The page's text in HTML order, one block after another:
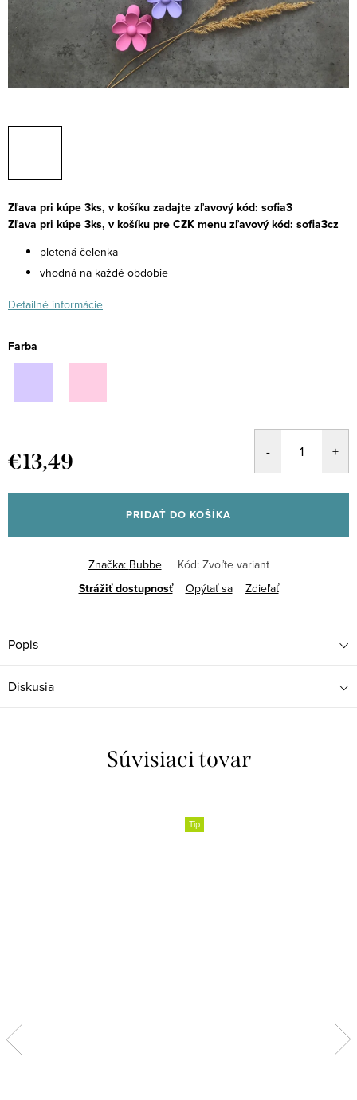
Zľava pri kúpe 3ks, v košíku zadajte zľavový kód: sofia3
Zľava pri kúpe 3ks, v košíku pre CZK menu zľavový kód: sofia3cz
pletená čelenka
vhodná na každé obdobie
Detailné informácie
Farba
€13,49
cena:
PRIDAŤ DO KOŠÍKA
Značka: Bubbe Kód: Zvoľte variant
Opýtať sa
Strážiť Zdieľať
Popis
Diskusia
Súvisiaci tovar
Tip